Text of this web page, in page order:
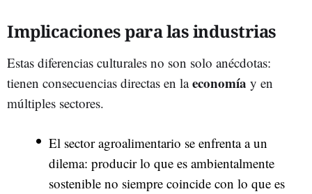
Implicaciones para las industrias
Estas diferencias culturales no son solo anécdotas:
tienen consecuencias directas en laeconomía y en
múltiples sectores.
El sector agroalimentario se enfrenta a un
dilema: producir lo que es ambientalmente
sostenible no siempre coincide con lo que es